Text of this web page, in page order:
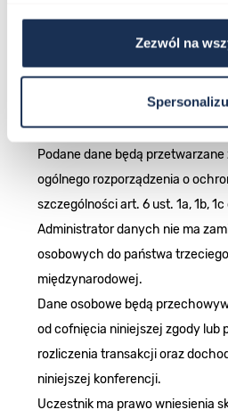
Zezwól na
Wysłanie przez Uczestnika
jest jednoznaczne z
zasad Konkursu opisanych w
Podane dane będą
ogólnego rozporządzenia o
szczególności art. 6 ust. 1a, 1b, 1c
Administrator danych nie ma
osobowych do państwa
międzynarodowej.
Dane osobowe będą
od cofnięcia niniejszej zgody lub
rozliczenia transakcji oraz
niniejszej konferencji.
Uczestnik ma prawo wniesienia